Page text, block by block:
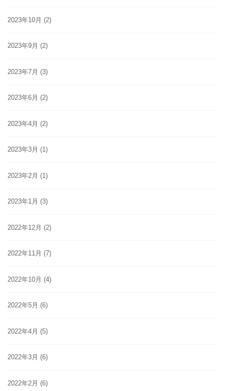
2023年10月 (2)
2023年9月 (2)
2023年7月 (3)
2023年6月 (2)
2023年4月 (2)
2023年3月 (1)
2023年2月 (1)
2023年1月 (3)
2022年12月 (2)
2022年11月 (7)
2022年10月 (4)
2022年5月 (6)
2022年4月 (5)
2022年3月 (6)
2022年2月 (6)